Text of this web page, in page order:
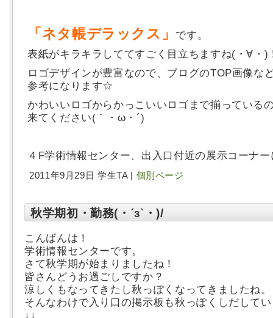
「ネタ帳デラックス」
です。
表紙がキラキラしててすごく目立ちますね(・∀・)
ロゴデザインが豊富なので、ブログのTOP画像な
参考になります☆
かわいいロゴからかっこいいロゴまで揃っている
来てください(｀・ω・´)
４F学術情報センター、出入口付近の展示コーナ
2011年9月29日 学生TA | 個別ページ
秋学期初・勤務(・´з`・)/
こんばんは！
学術情報センターです。
さて秋学期が始まりましたね！
皆さんどうお過ごしですか？
涼しくもなってきたし秋っぽくなってきましたね。
そんなわけで入り口の掲示板も秋っぽくしだして
↓↓